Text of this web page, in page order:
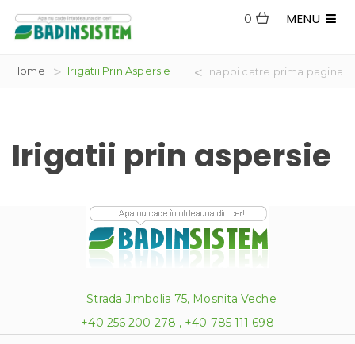
MENU
0
Home Irigatii Prin Aspersie Inapoi catre prima pagina
Irigatii prin aspersie
Strada Jimbolia 75, Mosnita Veche
+40 256 200 278 , +40 785 111 698